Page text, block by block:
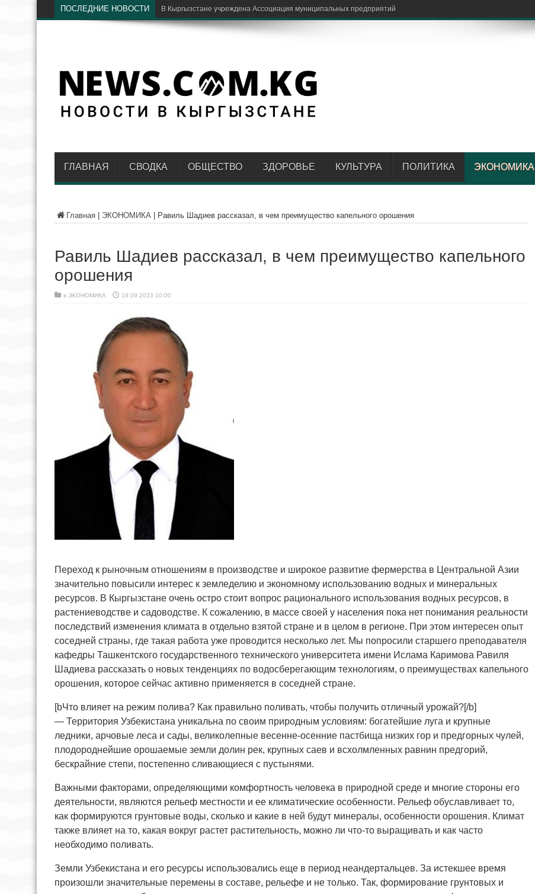
ПОСЛЕДНИЕ НОВОСТИ В Кыргызстане учреждена Ассоциация муниципальных предприятий
ГЛАВНАЯ СВОДКА ОБЩЕСТВО ЗДОРОВЬЕ КУЛЬТУРА ПОЛИТИКА ЭКОНОМИКА
Главная ЭКОНОМИКА Равиль Шадиев рассказал, в чем преимущество капельного орошения
Равиль Шадиев рассказал, в чем преимущество капельного
орошения
в ЭКОНОМИКА 19.09.2023 10:00
Переход к рыночным отношениям в производстве и широкое развитие фермерства в Центральной Азии
значительно повысили интерес к земледелию и экономному использованию водных и минеральных
ресурсов. В Кыргызстане очень остро стоит вопрос рационального использования водных ресурсов, в
растениеводстве и садоводстве. К сожалению, в массе своей у населения пока нет понимания реальности
последствий изменения климата в отдельно взятой стране и в целом в регионе. При этом интересен опыт
соседней страны, где такая работа уже проводится несколько лет. Мы попросили старшего преподавателя
кафедры Ташкентского государственного технического университета имени Ислама Каримова Равиля
Шадиева рассказать о новых тенденциях по водосберегающим технологиям, о преимуществах капельного
орошения, которое сейчас активно применяется в соседней стране.
[bЧто влияет на режим полива? Как правильно поливать, чтобы получить отличный урожай?[/b]
— Территория Узбекистана уникальна по своим природным условиям: богатейшие луга и крупные
ледники, арчовые леса и сады, великолепные весенне-осенние пастбища низких гор и предгорных чулей,
плодороднейшие орошаемые земли долин рек, крупных саев и всхолмленных равнин предгорий,
бескрайние степи, постепенно сливающиеся с пустынями.
Важными факторами, определяющими комфортность человека в природной среде и многие стороны его
деятельности, являются рельеф местности и ее климатические особенности. Рельеф обуславливает то,
как формируются грунтовые воды, сколько и какие в ней будут минералы, особенности орошения. Климат
также влияет на то, какая вокруг растет растительность, можно ли что-то выращивать и как часто
необходимо поливать.
Земли Узбекистана и его ресурсы использовались еще в период неандертальцев. За истекшее время
произошли значительные перемены в составе, рельефе и не только. Так, формирование грунтовых и